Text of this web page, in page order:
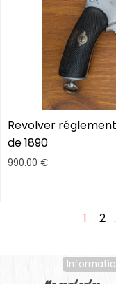
Revolver
de 1890
990.00 €
Page
1 2